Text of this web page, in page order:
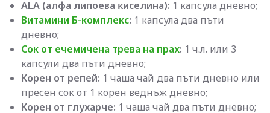
ALA (aлфa липoeвa ĸиceлинa): 1 капсула дневно;
Витамини Б-комплекс: 1 капсула два пъти
дневно;
Сок от ечемичена трева на прах: 1 ч.л. или 3
капсули два пъти дневно;
Корен от репей: 1 чаша чай два пъти дневно или
пресен сок от 1 корен веднъж дневно;
Корен от глухарче: 1 чаша чай два пъти дневно;